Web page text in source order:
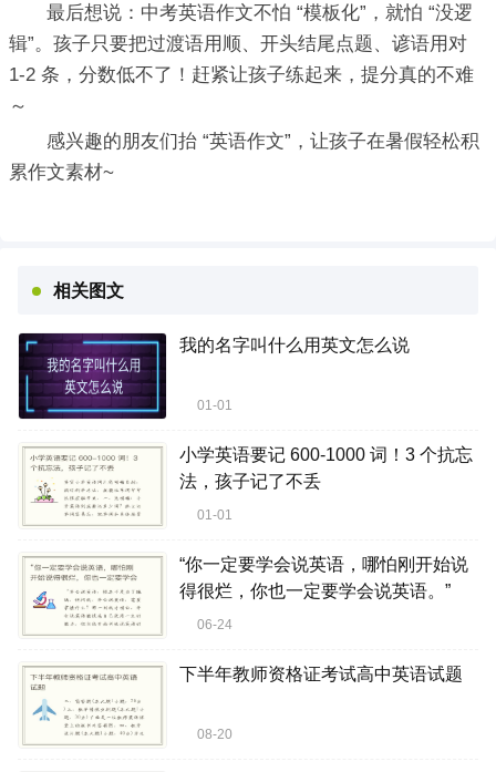
最后想说：中考英语作文不怕 “模板化”，就怕 “没逻
辑”。孩子只要把过渡语用顺、开头结尾点题、谚语用对
1-2 条，分数低不了！赶紧让孩子练起来，提分真的不难
～
感兴趣的朋友们抬 “英语作文”，让孩子在暑假轻松积
累作文素材~
相关图文
我的名字叫什么用英文怎么说
01-01
小学英语要记 600-1000 词！3 个抗忘
法，孩子记了不丢
01-01
“你一定要学会说英语，哪怕刚开始说
得很烂，你也一定要学会说英语。”
06-24
下半年教师资格证考试高中英语试题
08-20